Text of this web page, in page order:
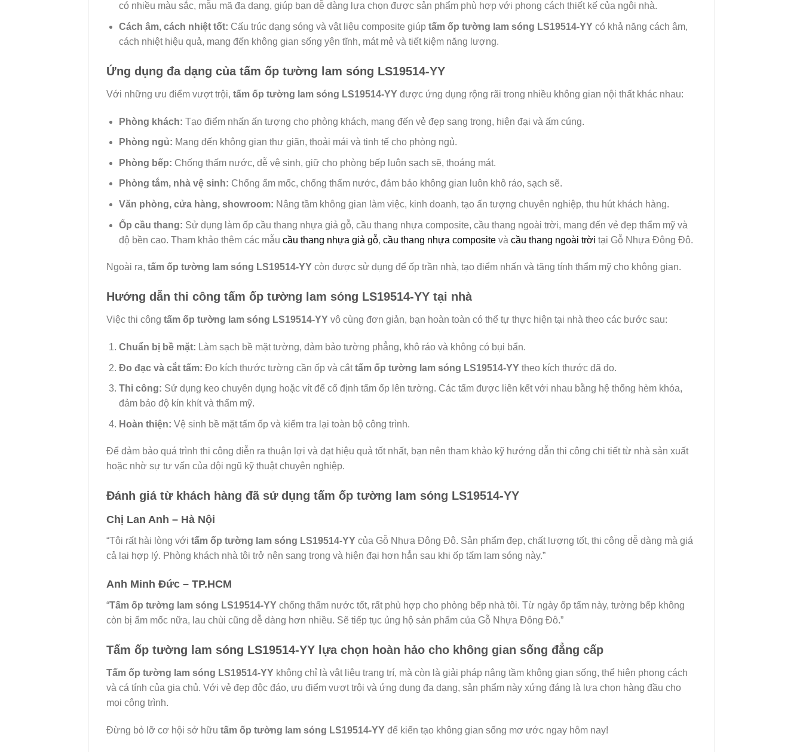
có nhiều màu sắc, mẫu mã đa dạng, giúp bạn dễ dàng lựa chọn được sản phẩm phù hợp với phong cách thiết kế của ngôi nhà.
Cách âm, cách nhiệt tốt: Cấu trúc dạng sóng và vật liệu composite giúp tấm ốp tường lam sóng LS19514-YY có khả năng cách âm,
cách nhiệt hiệu quả, mang đến không gian sống yên tĩnh, mát mẻ và tiết kiệm năng lượng.
Ứng dụng đa dạng của tấm ốp tường lam sóng LS19514-YY
Với những ưu điểm vượt trội, tấm ốp tường lam sóng LS19514-YY được ứng dụng rộng rãi trong nhiều không gian nội thất khác nhau:
Phòng khách: Tạo điểm nhấn ấn tượng cho phòng khách, mang đến vẻ đẹp sang trọng, hiện đại và ấm cúng.
Phòng ngủ: Mang đến không gian thư giãn, thoải mái và tinh tế cho phòng ngủ.
Phòng bếp: Chống thấm nước, dễ vệ sinh, giữ cho phòng bếp luôn sạch sẽ, thoáng mát.
Phòng tắm, nhà vệ sinh: Chống ẩm mốc, chống thấm nước, đảm bảo không gian luôn khô ráo, sạch sẽ.
Văn phòng, cửa hàng, showroom: Nâng tầm không gian làm việc, kinh doanh, tạo ấn tượng chuyên nghiệp, thu hút khách hàng.
Ốp cầu thang: Sử dụng làm ốp cầu thang nhựa giả gỗ, cầu thang nhựa composite, cầu thang ngoài trời, mang đến vẻ đẹp thẩm mỹ và
độ bền cao. Tham khảo thêm các mẫu cầu thang nhựa giả gỗ, cầu thang nhựa compositevà cầu thang ngoài trời tại Gỗ Nhựa Đông Đô.
Ngoài ra, tấm ốp tường lam sóng LS19514-YY còn được sử dụng để ốp trần nhà, tạo điểm nhấn và tăng tính thẩm mỹ cho không gian.
Hướng dẫn thi công tấm ốp tường lam sóng LS19514-YY tại nhà
Việc thi công tấm ốp tường lam sóng LS19514-YY vô cùng đơn giản, bạn hoàn toàn có thể tự thực hiện tại nhà theo các bước sau:
Chuẩn bị bề mặt: Làm sạch bề mặt tường, đảm bảo tường phẳng, khô ráo và không có bụi bẩn.
Đo đạc và cắt tấm: Đo kích thước tường cần ốp và cắttấm ốp tường lam sóng LS19514-YY theo kích thước đã đo.
Thi công: Sử dụng keo chuyên dụng hoặc vít để cố định tấm ốp lên tường. Các tấm được liên kết với nhau bằng hệ thống hèm khóa,
đảm bảo độ kín khít và thẩm mỹ.
Hoàn thiện: Vệ sinh bề mặt tấm ốp và kiểm tra lại toàn bộ công trình.
Để đảm bảo quá trình thi công diễn ra thuận lợi và đạt hiệu quả tốt nhất, bạn nên tham khảo kỹ hướng dẫn thi công chi tiết từ nhà sản xuất
hoặc nhờ sự tư vấn của đội ngũ kỹ thuật chuyên nghiệp.
Đánh giá từ khách hàng đã sử dụng tấm ốp tường lam sóng LS19514-YY
Chị Lan Anh – Hà Nội
“Tôi rất hài lòng với tấm ốp tường lam sóng LS19514-YY của Gỗ Nhựa Đông Đô. Sản phẩm đẹp, chất lượng tốt, thi công dễ dàng mà giá
cả lại hợp lý. Phòng khách nhà tôi trở nên sang trọng và hiện đại hơn hẳn sau khi ốp tấm lam sóng này.”
Anh Minh Đức – TP.HCM
“Tấm ốp tường lam sóng LS19514-YY chống thấm nước tốt, rất phù hợp cho phòng bếp nhà tôi. Từ ngày ốp tấm này, tường bếp không
còn bị ẩm mốc nữa, lau chùi cũng dễ dàng hơn nhiều. Sẽ tiếp tục ủng hộ sản phẩm của Gỗ Nhựa Đông Đô.”
Tấm ốp tường lam sóng LS19514-YY lựa chọn hoàn hảo cho không gian sống đẳng cấp
Tấm ốp tường lam sóng LS19514-YY không chỉ là vật liệu trang trí, mà còn là giải pháp nâng tầm không gian sống, thể hiện phong cách
và cá tính của gia chủ. Với vẻ đẹp độc đáo, ưu điểm vượt trội và ứng dụng đa dạng, sản phẩm này xứng đáng là lựa chọn hàng đầu cho
mọi công trình.
Đừng bỏ lỡ cơ hội sở hữu tấm ốp tường lam sóng LS19514-YY để kiến tạo không gian sống mơ ước ngay hôm nay!